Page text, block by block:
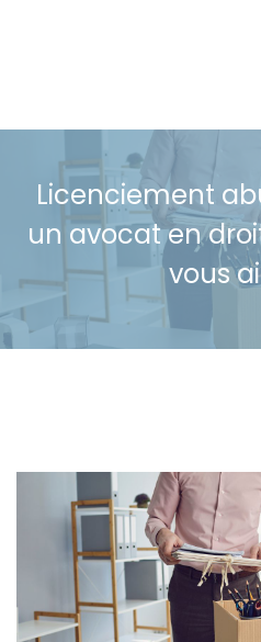
Licenciement
un avocat en
vous